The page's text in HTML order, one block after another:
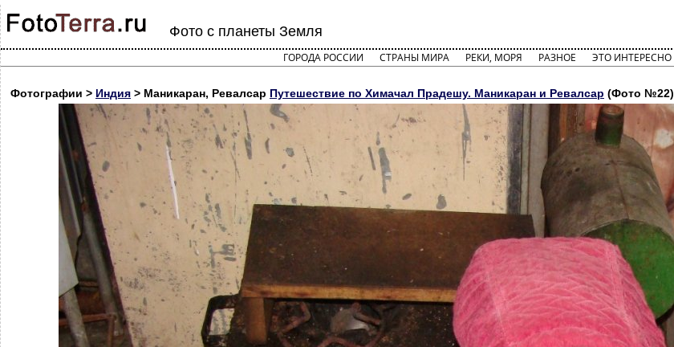
Фото с планеты Земля
ГОРОДА РОССИИ СТРАНЫ МИРА РЕКИ, МОРЯ РАЗНОЕ ЭТО ИНТЕРЕСНО
Фотографии > Индия > Маникаран, Ревалсар Путешествие по Химачал Прадешу. Маникаран и Ревалсар (Фото №22)